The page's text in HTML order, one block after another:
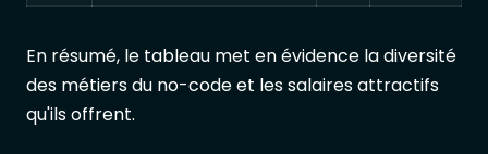
En résumé, le tableau met en évidence la diversité
des métiers du no-code et les salaires attractifs
qu'ils offrent.